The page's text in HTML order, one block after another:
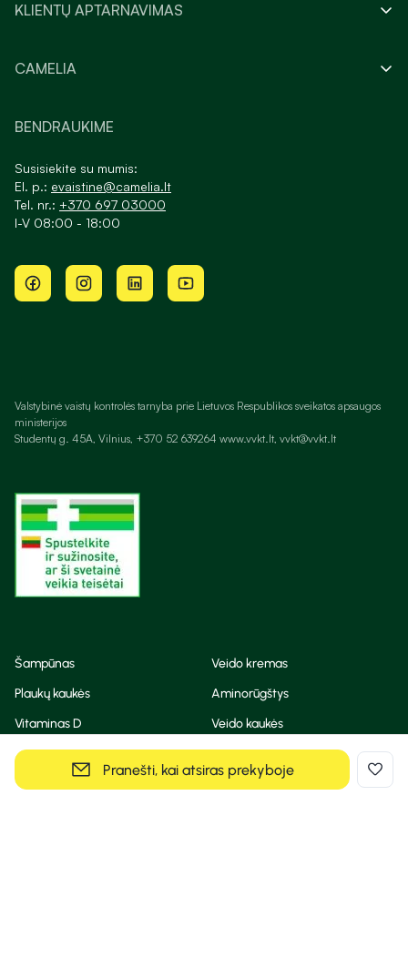
Pranešti, kai atsiras prekyboje
KLIENTŲ APTARNAVIMAS
CAMELIA
BENDRAUKIME
Susisiekite su mumis:
El. p.: evaistine@camelia.lt
Tel. nr.: +370 697 03000
I-V 08:00 - 18:00
Valstybinė vaistų kontrolės tarnyba prie Lietuvos Respublikos sveikatos apsaugos
ministerijos
Studentų g. 45A, Vilnius, +370 52 639264 www.vvkt.lt, vvkt@vvkt.lt
Šampūnas
Veido kremas
Plaukų kaukės
Aminorūgštys
Vitaminas D
Veido kaukės
Korėjietiška kosmetika
Eteriniai aliejai
Dezodorantas
BB ir CC kremas